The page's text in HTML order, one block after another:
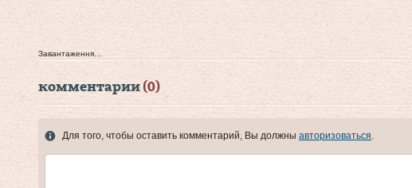
Завантаження...
комментарии (0)
Для того, чтобы оставить комментарий, Вы должны авторизоваться